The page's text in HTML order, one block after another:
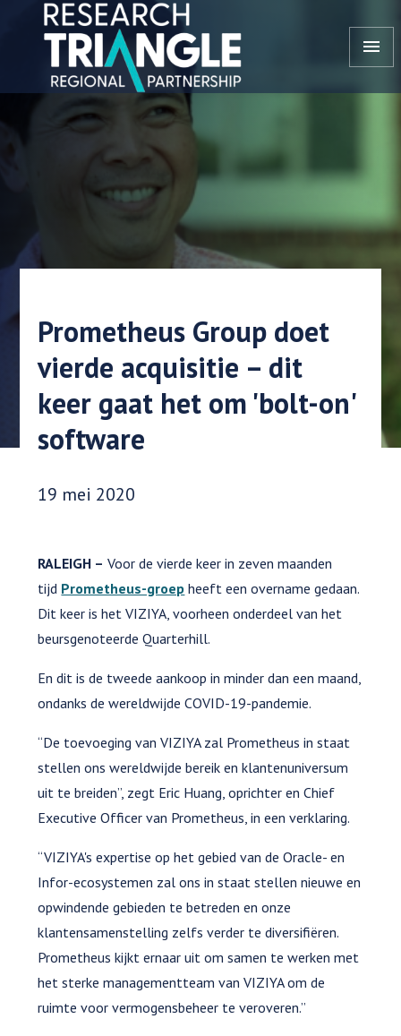
Doorgaan naar artikel
menu
Prometheus Group doet
vierde acquisitie – dit
keer gaat het om 'bolt-on'
software
Datum gepubliceerd:
19 mei 2020
RALEIGH – Voor de vierde keer in zeven maanden
tijd Prometheus-groep heeft een overname gedaan.
Dit keer is het VIZIYA, voorheen onderdeel van het
beursgenoteerde Quarterhill.
En dit is de tweede aankoop in minder dan een maand,
ondanks de wereldwijde COVID-19-pandemie.
“De toevoeging van VIZIYA zal Prometheus in staat
stellen ons wereldwijde bereik en klantenuniversum
uit te breiden”, zegt Eric Huang, oprichter en Chief
Executive Officer van Prometheus, in een verklaring.
“VIZIYA's expertise op het gebied van de Oracle- en
Infor-ecosystemen zal ons in staat stellen nieuwe en
opwindende gebieden te betreden en onze
klantensamenstelling zelfs verder te diversifiëren.
Prometheus kijkt ernaar uit om samen te werken met
het sterke managementteam van VIZIYA om de
ruimte voor vermogensbeheer te veroveren.”